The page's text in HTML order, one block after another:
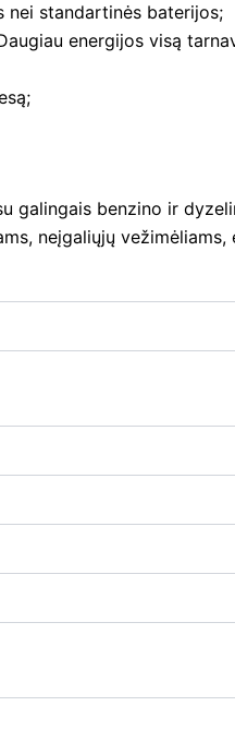
nei standartinės baterijos;
energijos visą
galingais benzino ir
neįgaliųjų